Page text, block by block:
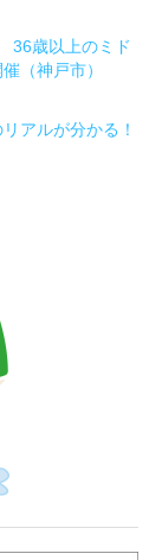
36歳以上のミド
（神戸市）
アルが分かる！